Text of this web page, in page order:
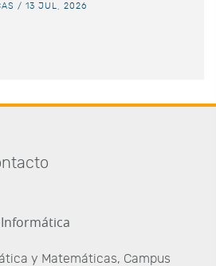
/ 13 JUL, 2026
Informática
y Matemáticas, Campus